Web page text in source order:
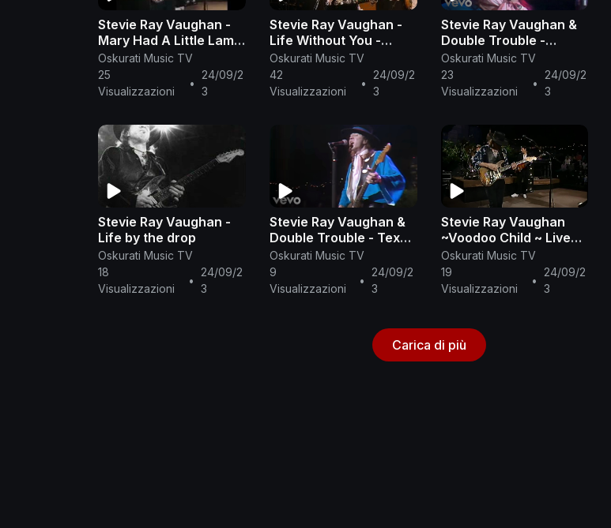
Stevie Ray Vaughan -
Mary Had A Little Lamb
(Live)
Oskurati Music TV
25
Visualizzazioni
•
24/09/2
3
Stevie Ray Vaughan -
Life Without You -
9/21/1985 - Capitol
Theatre, Passaic, NJ
Oskurati Music TV
42
Visualizzazioni
•
24/09/2
3
Stevie Ray Vaughan &
Double Trouble -
Voodoo Chile (Live
From Austin, TX)
Oskurati Music TV
23
Visualizzazioni
•
24/09/2
3
Stevie Ray Vaughan -
Life by the drop
Oskurati Music TV
18
Visualizzazioni
•
24/09/2
3
Stevie Ray Vaughan &
Double Trouble - Texas
Flood (Live From
Austin, TX)
Oskurati Music TV
9
Visualizzazioni
•
24/09/2
3
Stevie Ray Vaughan
~Voodoo Child ~ Live
From Austin T
Oskurati Music TV
19
Visualizzazioni
•
24/09/2
3
Carica di più